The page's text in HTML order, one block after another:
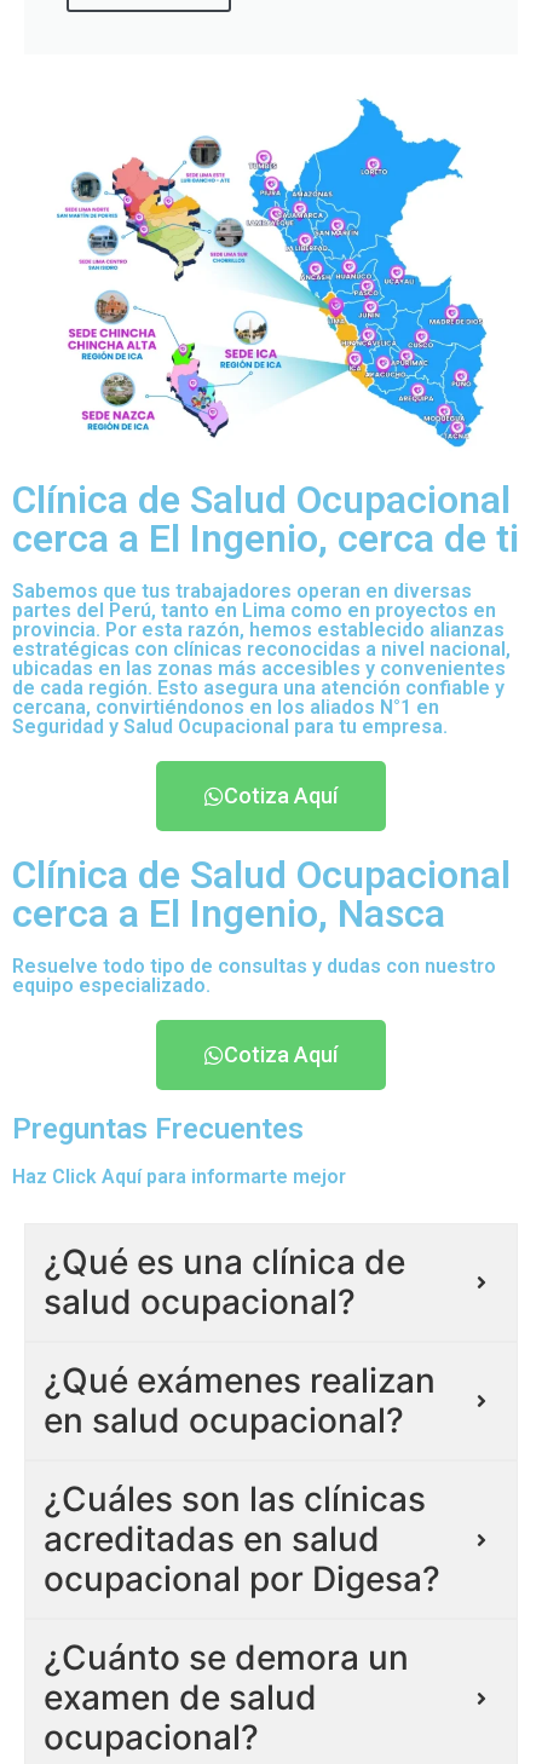
Clínica de Salud Ocupacional
cerca a El Ingenio, cerca de ti
Sabemos que tus trabajadores operan en diversas
partes del Perú, tanto en Lima como en proyectos en
provincia. Por esta razón, hemos establecido alianzas
estratégicas con clínicas reconocidas a nivel nacional,
ubicadas en las zonas más accesibles y convenientes
de cada región. Esto asegura una atención confiable y
cercana, convirtiéndonos en los aliados N°1 en
Seguridad y Salud Ocupacional para tu empresa.
Cotiza Aquí
Clínica de Salud Ocupacional
cerca a El Ingenio, Nasca
Resuelve todo tipo de consultas y dudas con nuestro
equipo especializado.
Cotiza Aquí
Preguntas Frecuentes
Haz Click Aquí para informarte mejor
¿Qué es una clínica de
salud ocupacional?
¿Qué exámenes realizan
en salud ocupacional?
¿Cuáles son las clínicas
acreditadas en salud
ocupacional por Digesa?
¿Cuánto se demora un
examen de salud
ocupacional?